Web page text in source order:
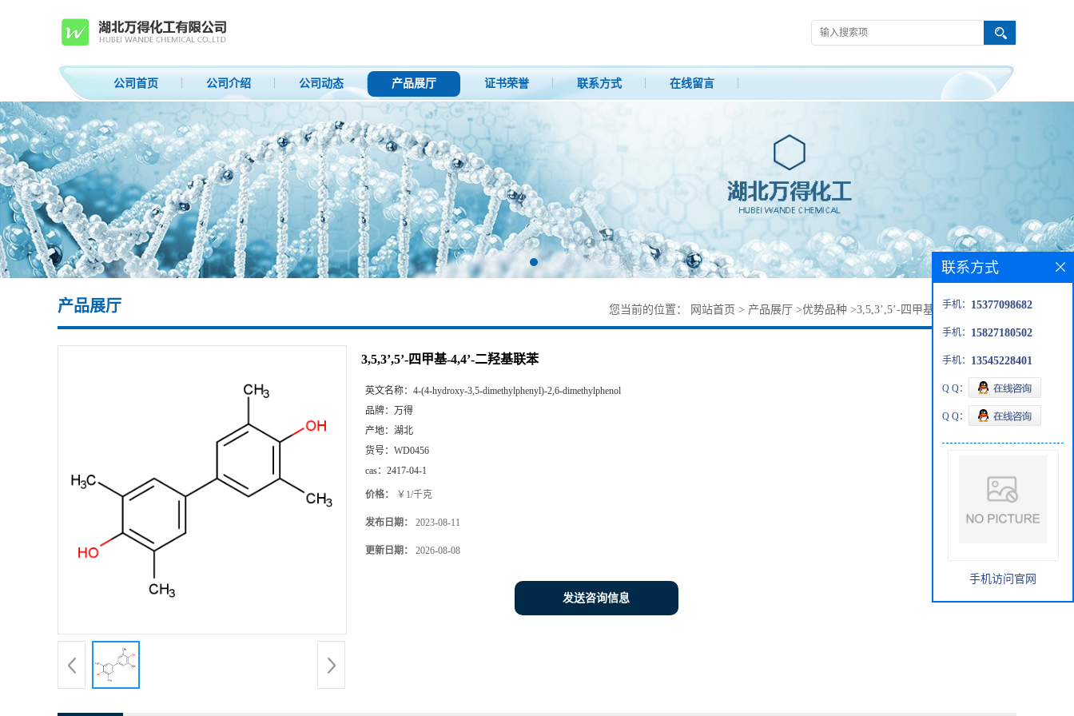
公司首页 公司介绍 公司动态 产品展厅 证书荣誉 联系方式 在线留言
产品展厅 您当前的位置： 网站首页 > 产品展厅 >优势品种 >3,5,3’,5’-四甲基-4,4’-二羟基联苯
3,5,3’,5’-四甲基-4,4’-二羟基联苯
英文名称： 4-(4-hydroxy-3,5-dimethylphenyl)-2,6-dimethylphenol
品牌： 万得
产地： 湖北
货号： WD0456
cas： 2417-04-1
价格： ￥1/千克
发布日期： 2023-08-11
更新日期： 2026-08-08
发送咨询信息
联系方式
手机： 15377098682
手机： 15827180502
手机： 13545228401
Q Q：
Q Q：
手机访问官网